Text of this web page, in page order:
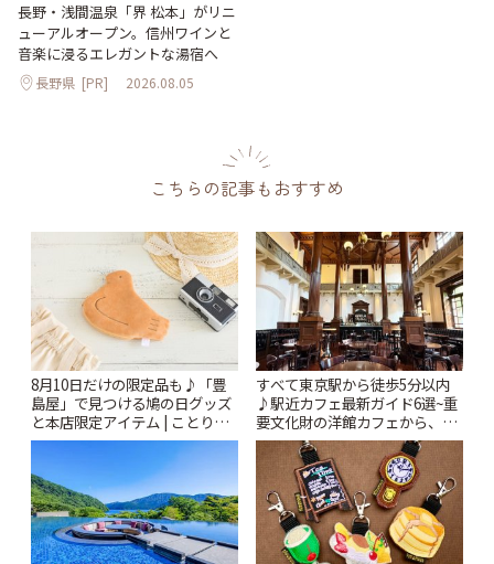
長野・浅間温泉「界 松本」がリニ
ューアルオープン。信州ワインと
音楽に浸るエレガントな湯宿へ
長野県 [PR] 2026.08.05
こちらの記事もおすすめ
8月10日だけの限定品も♪「豊
島屋」で見つける鳩の日グッズ
と本店限定アイテム | ことりっ
ぷ
すべて東京駅から徒歩5分以内
♪駅近カフェ最新ガイド6選~重
要文化財の洋館カフェから、改
札すぐのレトロ喫茶まで~ | こと
りっぷ